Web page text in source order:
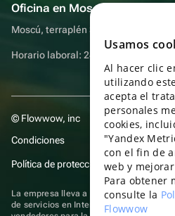
Oficina en Moscú
Moscú, terraplén Sadovnicheskaya,
Horario laboral: 24 horas
© Flowwow, inc
Condiciones
Política de protección y privacidad de
La empresa lleva a cabo su actividad
de servicios en Internet para la
Usamos
Al hacer clic
utilizando
acepta el
personales
cookies,
"Yandex
con el fin de
web y
Para obtener
consulte la
Flowwow